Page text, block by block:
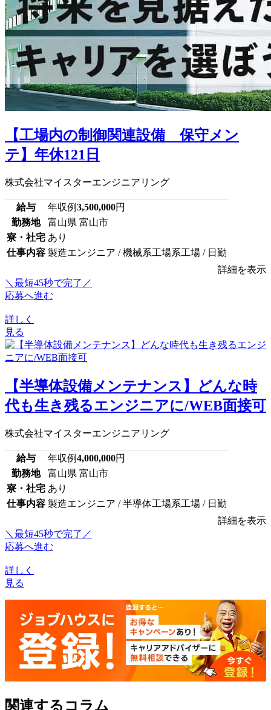
【工場内の制御関連設備 保守メン
テ】年休121日
株式会社マイスターエンジニアリング
給与 年収例3,500,000円
勤務地
富山県 富山市
寮・社宅 あり
仕事内容 製造エンジニア / 機械系工場系工場 / 日勤
詳細を表示
＼最短45秒で完了／
応募へ進む
詳しく
見る
【半導体設備メンテナンス】どんな時
代も生き残るエンジニアに/WEB面接可
株式会社マイスターエンジニアリング
給与 年収例4,000,000円
勤務地
富山県 富山市
寮・社宅 あり
仕事内容 製造エンジニア / 半導体工場系工場 / 日勤
詳細を表示
＼最短45秒で完了／
応募へ進む
詳しく
見る
関連するコラム